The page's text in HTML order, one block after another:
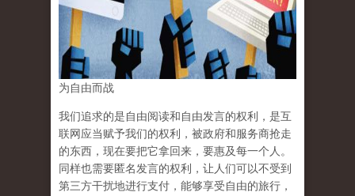
为自由而战
我们追求的是自由阅读和自由发言的权利，是互
联网应当赋予我们的权利，被政府和服务商抢走
的东西，现在要把它拿回来，要惠及每一个人。
同样也需要匿名发言的权利，让人们可以不受到
第三方干扰地进行支付，能够享受自由的旅行，